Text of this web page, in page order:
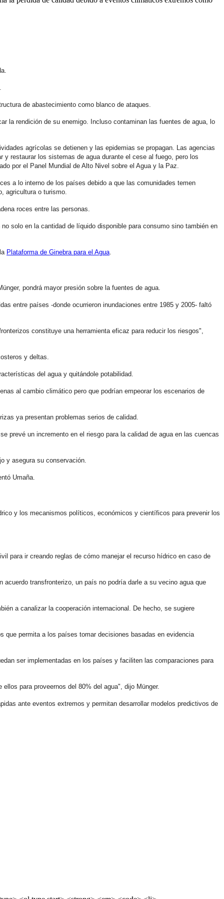
de abastecimiento como blanco de ataques.
la rendición de su enemigo. Incluso contaminan las fuentes de agua, lo
agrícolas se detienen y las epidemias se propagan. Las agencias
y restaurar los sistemas de agua durante el cese al fuego, pero los
por el Panel Mundial de Alto Nivel sobre el Agua y la Paz.
a lo interno de los países debido a que las comunidades temen
agricultura o turismo.
roces entre las personas.
solo en la cantidad de líquido disponible para consumo sino también en
Plataforma de Ginebra para el Agua
pondrá mayor presión sobre la fuentes de agua.
entre países -donde ocurrieron inundaciones entre 1985 y 2005- faltó
constituye una herramienta eficaz para reducir los riesgos",
y deltas.
del agua y quitándole potabilidad.
al cambio climático pero que podrían empeorar los escenarios de
ya presentan problemas serios de calidad.
prevé un incremento en el riesgo para la calidad de agua en las cuencas
y asegura su conservación.
Umaña.
y los mecanismos políticos, económicos y científicos para prevenir los
para ir creando reglas de cómo manejar el recurso hídrico en caso de
transfronterizo, un país no podría darle a su vecino agua que
a canalizar la cooperación internacional. De hecho, se sugiere
que permita a los países tomar decisiones basadas en evidencia
ser implementadas en los países y faciliten las comparaciones para
para proveernos del 80% del agua", dijo Münger.
ante eventos extremos y permitan desarrollar modelos predictivos de